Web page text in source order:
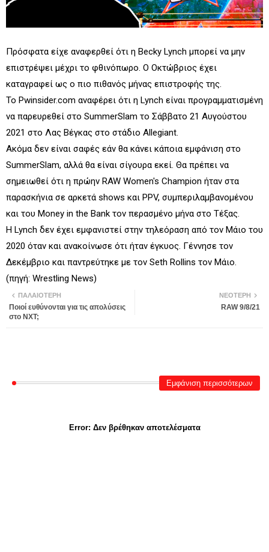
Πρόσφατα είχε αναφερθεί ότι η Becky Lynch μπορεί να μην
επιστρέψει μέχρι το φθινόπωρο. Ο Οκτώβριος έχει
καταγραφεί ως ο πιο πιθανός μήνας επιστροφής της.
Το Pwinsider.com αναφέρει ότι η Lynch είναι προγραμματισμένη
να παρευρεθεί στο SummerSlam το Σάββατο 21 Αυγούστου
2021 στο Λας Βέγκας στο στάδιο Allegiant.
Ακόμα δεν είναι σαφές εάν θα κάνει κάποια εμφάνιση στο
SummerSlam, αλλά θα είναι σίγουρα εκεί. Θα πρέπει να
σημειωθεί ότι η πρώην RAW Women's Champion ήταν στα
παρασκήνια σε αρκετά shows και PPV, συμπεριλαμβανομένου
και του Money in the Bank τον περασμένο μήνα στο Τέξας.
Η Lynch δεν έχει εμφανιστεί στην τηλεόραση από τον Μάιο του
2020 όταν και ανακοίνωσε ότι ήταν έγκυος. Γέννησε τον
Δεκέμβριο και παντρεύτηκε με τον Seth Rollins τον Μάιο.
(πηγή: Wrestling News)
ΝΕΌΤΕΡΗ
RAW 9/8/21
ΠΑΛΑΙΌΤΕΡΗ
Ποιοί ευθύνονται για τις απολύσεις
στο NXT;
Εμφάνιση περισσότερων
Error: Δεν βρέθηκαν αποτελέσματα